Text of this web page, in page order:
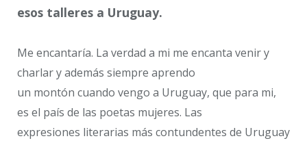
esos talleres a Uruguay.
Me encantaría. La verdad a mi me encanta venir y
charlar y además siempre aprendo
un montón cuando vengo a Uruguay, que para mi,
es el país de las poetas mujeres. Las
expresiones literarias más contundentes de Uruguay